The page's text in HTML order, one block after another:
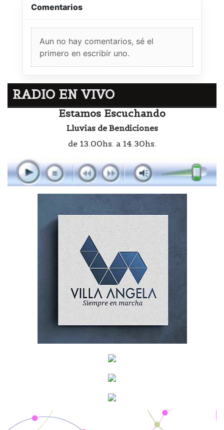
Comentarios
Aun no hay comentarios, sé el
primero en escribir uno.
RADIO EN VIVO
Estamos Escuchando
Lluvias de Bendiciones
de 13.00hs. a 14.30hs.